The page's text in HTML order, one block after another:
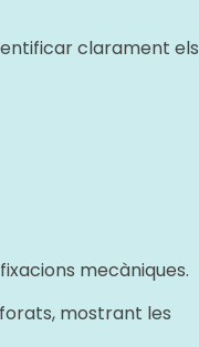
clarament els
mecàniques.
mostrant les